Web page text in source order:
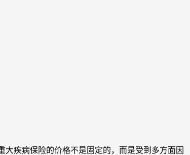
疾病保险的价格不是固定的，而是受到多方面因